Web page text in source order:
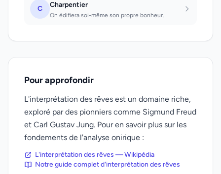
C Charpentier
On édifiera soi-même son propre bonheur.
Pour approfondir
L'interprétation des rêves est un domaine riche,
exploré par des pionniers comme Sigmund Freud
et Carl Gustav Jung. Pour en savoir plus sur les
fondements de l'analyse onirique :
L'interprétation des rêves — Wikipédia
Notre guide complet d'interprétation des rêves